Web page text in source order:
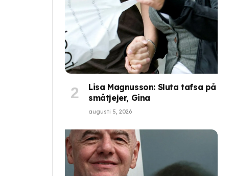
Lisa Magnusson: Sluta tafsa på
småtjejer, Gina
augusti 5, 2026